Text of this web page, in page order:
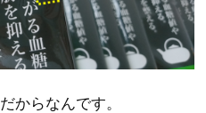
だからなんです。